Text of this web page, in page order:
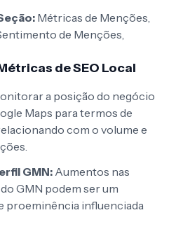
Métricas de Menções,
de Menções,
de SEO Local
a posição do negócio
Maps para termos de
com o volume e
GMN: Aumentos nas
GMN podem ser um
proeminência influenciada